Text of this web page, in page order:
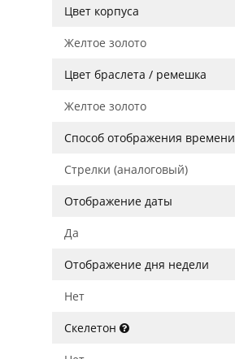
Цвет корпуса
Желтое золото
Цвет браслета / ремешка
Желтое золото
Способ отображения времени
Стрелки (аналоговый)
Отображение даты
Да
Отображение дня недели
Нет
Скелетон